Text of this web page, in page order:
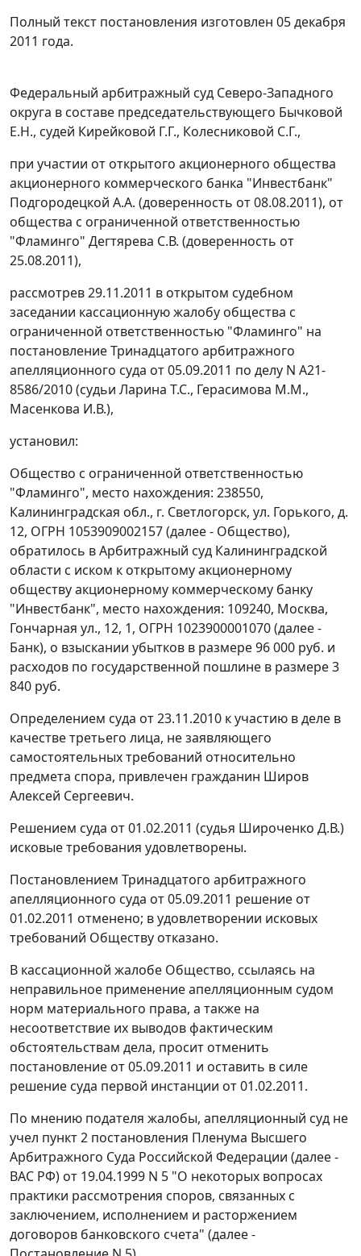
Полный текст постановления изготовлен 05 декабря
2011 года.
Федеральный арбитражный суд Северо-Западного
округа в составе председательствующего Бычковой
Е.Н., судей Кирейковой Г.Г., Колесниковой С.Г.,
при участии от открытого акционерного общества
акционерного коммерческого банка "Инвестбанк"
Подгородецкой А.А. (доверенность от 08.08.2011), от
общества с ограниченной ответственностью
"Фламинго" Дегтярева С.В. (доверенность от
25.08.2011),
рассмотрев 29.11.2011 в открытом судебном
заседании кассационную жалобу общества с
ограниченной ответственностью "Фламинго" на
постановлениеТринадцатого арбитражного
апелляционного суда от 05.09.2011 по делу N А21-
8586/2010 (судьи Ларина Т.С., Герасимова М.М.,
Масенкова И.В.),
установил:
Общество с ограниченной ответственностью
"Фламинго", место нахождения: 238550,
Калининградская обл., г. Светлогорск, ул. Горького, д.
12, ОГРН 1053909002157 (далее - Общество),
обратилось в Арбитражный суд Калининградской
области с иском к открытому акционерному
обществу акционерному коммерческому банку
"Инвестбанк", место нахождения: 109240, Москва,
Гончарная ул., 12, 1, ОГРН 1023900001070 (далее -
Банк), о взыскании убытков в размере 96 000 руб. и
расходов по государственной пошлине в размере 3
840 руб.
Определением суда от 23.11.2010 к участию в деле в
качестве третьего лица, не заявляющего
самостоятельных требований относительно
предмета спора, привлечен гражданин Широв
Алексей Сергеевич.
Решением суда от 01.02.2011 (судья Широченко Д.В.)
исковые требования удовлетворены.
Постановлением Тринадцатого арбитражного
апелляционного суда от 05.09.2011 решение от
01.02.2011 отменено; в удовлетворении исковых
требований Обществу отказано.
В кассационной жалобе Общество, ссылаясь на
неправильное применение апелляционным судом
норм материального права, а также на
несоответствие их выводов фактическим
обстоятельствам дела, просит отменить
постановление от 05.09.2011 и оставить в силе
решение суда первой инстанции от 01.02.2011.
По мнению подателя жалобы, апелляционный суд не
учел пункт 2 постановления Пленума Высшего
Арбитражного Суда Российской Федерации (далее -
ВАС РФ) от 19.04.1999 N 5 "О некоторых вопросах
практики рассмотрения споров, связанных с
заключением, исполнением и расторжением
договоров банковского счета" (далее -